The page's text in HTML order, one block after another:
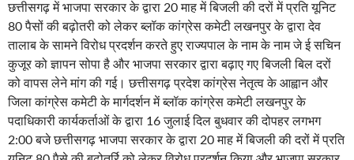
छत्तीसगढ़ में भाजपा सरकार के द्वारा 20 माह में बिजली की दरों में प्रति यूनिट
80 पैसों की बढ़ोतरी को लेकर ब्लॉक कांग्रेस कमेटी लखनपुर के द्वारा देव
तालाब के सामने विरोध प्रदर्शन करते हुए राज्यपाल के नाम के नाम जे ई सचिन
कुजूर को ज्ञापन सोपा है और भाजपा सरकार द्वारा बढ़ाए गए बिजली बिल दरों
को वापस लेने मांग की गई। छत्तीसगढ़ प्रदेश कांग्रेस नेतृत्व के आह्वान और
जिला कांग्रेस कमेटी के मार्गदर्शन में ब्लॉक कांग्रेस कमेटी लखनपुर के
पदाधिकारी कार्यकर्ताओं के द्वारा 16 जुलाई दिल बुधवार की दोपहर लगभग
2:00 बजे छत्तीसगढ़ भाजपा सरकार के द्वारा 20 माह में बिजली की दरों में प्रति